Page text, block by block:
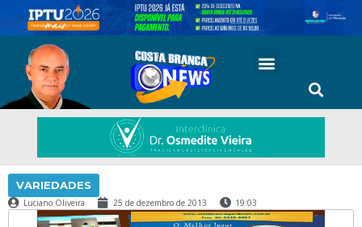
VARIEDADES
Luciano Oliveira 25 de dezembro de 2013 19:03